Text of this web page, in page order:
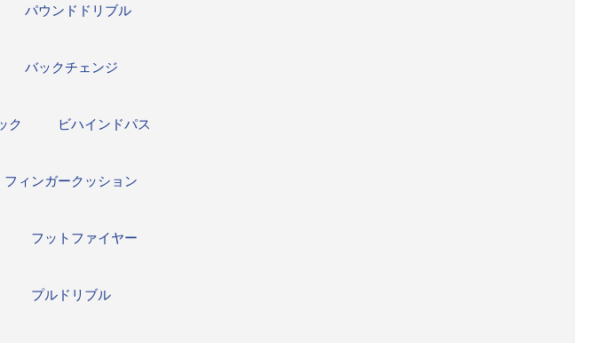
パウンドドリブル
バックチェンジ
ク ビハインドパス
フィンガークッション
フットファイヤー
プルドリブル